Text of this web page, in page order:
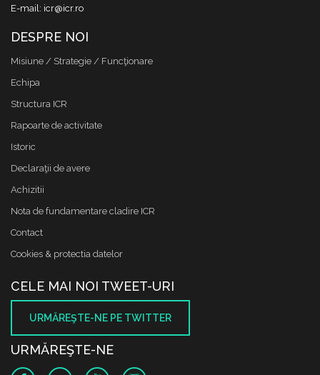
E-mail: icr@icr.ro
DESPRE NOI
Misiune / Strategie / Funcţionare
Echipa
Structura ICR
Rapoarte de activitate
Istoric
Declaraţii de avere
Achizitii
Nota de fundamentare cladire ICR
Contact
Cookies & protectia datelor
CELE MAI NOI TWEET-URI
URMĂREŞTE-NE PE TWITTER
URMĂREŞTE-NE